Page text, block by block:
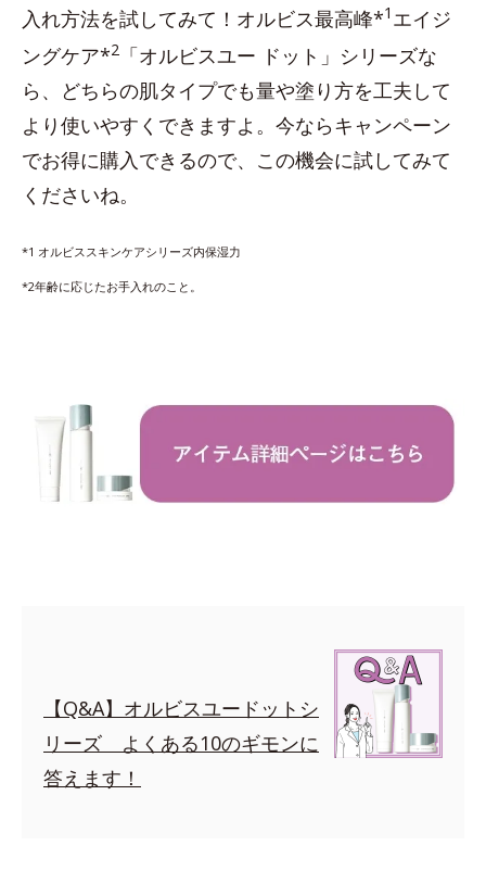
入れ方法を試してみて！オルビス最高峰*1 エイジ
ングケア*2 「オルビスユー ドット」シリーズな
ら、どちらの肌タイプでも量や塗り方を工夫して
より使いやすくできますよ。今ならキャンペーン
でお得に購入できるので、この機会に試してみて
くださいね。
*1 オルビススキンケアシリーズ内保湿力
*2年齢に応じたお手入れのこと。
【Q&A】オルビスユードットシ
リーズ よくある10のギモンに
答えます！